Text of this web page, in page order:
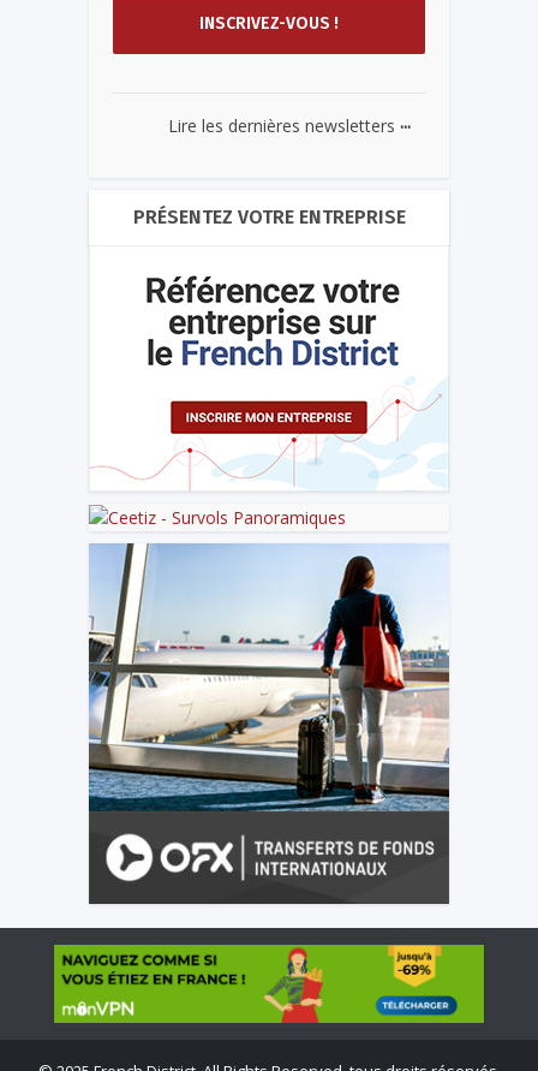
Lire les dernières newsletters ...
PRÉSENTEZ VOTRE ENTREPRISE